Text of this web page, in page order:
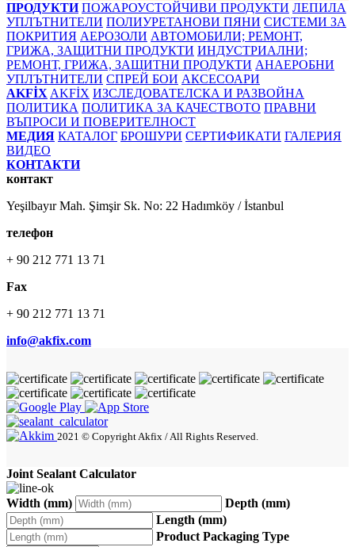
ПРОДУКТИ ПОЖАРОУСТОЙЧИВИ ПРОДУКТИ ЛЕПИЛА
УПЛЪТНИТЕЛИ ПОЛИУРЕТАНОВИ ПЯНИ СИСТЕМИ ЗА
ПОКРИТИЯ АЕРОЗОЛИ АВТОМОБИЛИ; РЕМОНТ,
ГРИЖА, ЗАЩИТНИ ПРОДУКТИ ИНДУСТРИАЛНИ;
РЕМОНТ, ГРИЖА, ЗАЩИТНИ ПРОДУКТИ АНАЕРОБНИ
УПЛЪТНИТЕЛИ СПРЕЙ БОИ АКСЕСОАРИ
AKFİX AKFİX ИЗСЛЕДОВАТЕЛСКА И РАЗВОЙНА
ПОЛИТИКА ПОЛИТИКА ЗА КАЧЕСТВОТО ПРАВНИ
ВЪПРОСИ И ПОВЕРИТЕЛНОСТ
МЕДИЯ КАТАЛОГ БРОШУРИ СЕРТИФИКАТИ ГАЛЕРИЯ
ВИДЕО
КОНТАКТИ
контакт
Yeşilbayır Mah. Şimşir Sk. No: 22 Hadımköy / İstanbul
телефон
+ 90 212 771 13 71
Fax
+ 90 212 771 13 71
info@akfix.com
2021 © Copyright Akfix / All Rights Reserved.
Joint Sealant Calculator
Width (mm)
Depth (mm)
Length (mm)
Product Packaging Type